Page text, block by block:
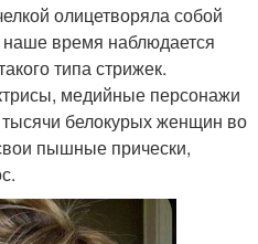
олицетворяла собой
время наблюдается
типа стрижек.
медийные персонажи
белокурых женщин во
пышные прически,